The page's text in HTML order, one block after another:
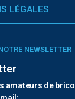
LÉGALES
NEWSLETTER
amateurs de